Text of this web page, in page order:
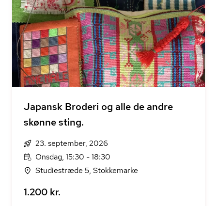
Japansk Broderi og alle de andre
skønne sting.
23. september, 2026
Onsdag, 15:30 - 18:30
Studiestræde 5, Stokkemarke
1.200 kr.